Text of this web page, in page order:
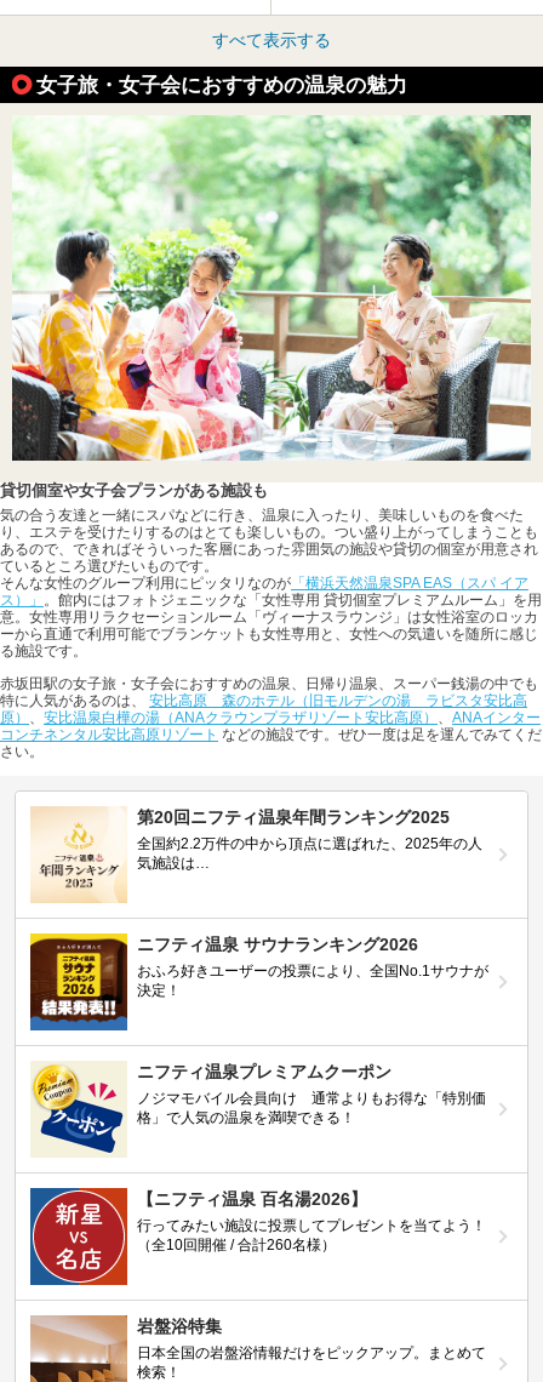
すべて表示する
女子旅・女子会におすすめの温泉の魅力
貸切個室や女子会プランがある施設も
気の合う友達と一緒にスパなどに行き、温泉に入ったり、美味しいものを食べた
り、エステを受けたりするのはとても楽しいもの。つい盛り上がってしまうことも
あるので、できればそういった客層にあった雰囲気の施設や貸切の個室が用意され
ているところ選びたいものです。
そんな女性のグループ利用にピッタリなのが 「横浜天然温泉SPA EAS（スパ イア
ス）」
。館内にはフォトジェニックな「女性専用 貸切個室プレミアムルーム」を用
意。女性専用リラクセーションルーム「ヴィーナスラウンジ」は女性浴室のロッカ
ーから直通で利用可能でブランケットも女性専用と、女性への気遣いを随所に感じ
る施設です。
赤坂田駅の女子旅・女子会におすすめの温泉、日帰り温泉、スーパー銭湯の中でも
特に人気があるのは、 安比高原 森のホテル（旧モルデンの湯 ラビスタ安比高
原）
安比温泉白樺の湯（ANAクラウンプラザリゾート安比高原）
ANAインター
コンチネンタル安比高原リゾート などの施設です。ぜひ一度は足を運んでみてくだ
さい。
第20回ニフティ温泉年間ランキング2025
全国約2.2万件の中から頂点に選ばれた、2025年の人
気施設は…
ニフティ温泉 サウナランキング2026
おふろ好きユーザーの投票により、全国No.1サウナが
決定！
ニフティ温泉プレミアムクーポン
ノジマモバイル会員向け 通常よりもお得な「特別価
格」で人気の温泉を満喫できる！
【ニフティ温泉 百名湯2026】
行ってみたい施設に投票してプレゼントを当てよう！
（全10回開催 / 合計260名様）
岩盤浴特集
日本全国の岩盤浴情報だけをピックアップ。まとめて
検索！